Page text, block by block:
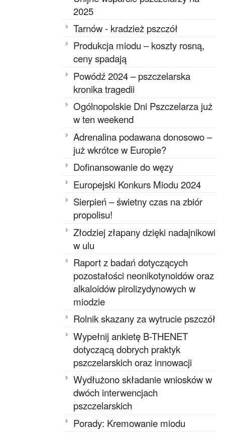
2025
Tarnów - kradzież pszczół
Produkcja miodu – koszty rosną,
ceny spadają
Powódź 2024 – pszczelarska
kronika tragedii
Ogólnopolskie Dni Pszczelarza już
w ten weekend
Adrenalina podawana donosowo –
już wkrótce w Europie?
Dofinansowanie do węzy
Europejski Konkurs Miodu 2024
Sierpień – świetny czas na zbiór
propolisu!
Złodziej złapany dzięki nadajnikowi
w ulu
Raport z badań dotyczących
pozostałości neonikotynoidów oraz
alkaloidów pirolizydynowych w
miodzie
Rolnik skazany za wytrucie pszczół
Wypełnij ankietę B-THENET
dotyczącą dobrych praktyk
pszczelarskich oraz innowacji
Wydłużono składanie wniosków w
dwóch interwencjach
pszczelarskich
Porady: Kremowanie miodu